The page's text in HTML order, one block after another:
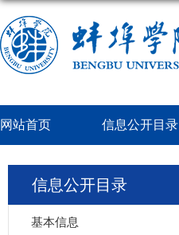
网站首页 信息公开目录
信息公开目录
基本信息